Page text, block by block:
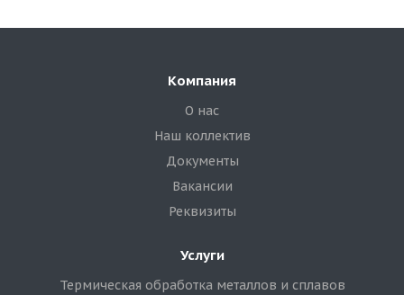
Компания
О нас
Наш коллектив
Документы
Вакансии
Реквизиты
Услуги
Термическая обработка металлов и сплавов